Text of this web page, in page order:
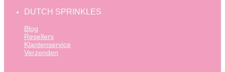
DUTCH SPRINKLES
Blog
Resellers
Klantenservice
Verzenden